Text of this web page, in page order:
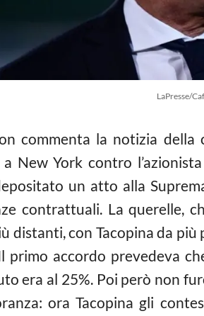
LaPresse/
commenta la notizia della
New York contro
un atto alla
contrattuali. La querelle,
distanti, con Tacopina da
primo accordo prevedeva
era al 25%. Poi però non
ora Tacopina gli